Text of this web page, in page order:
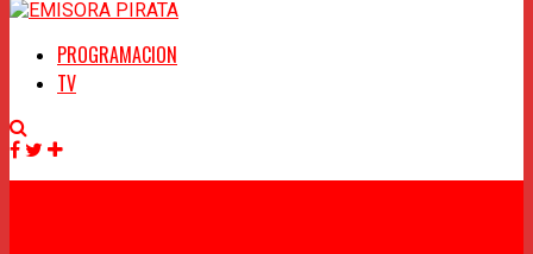
PROGRAMACION
TV